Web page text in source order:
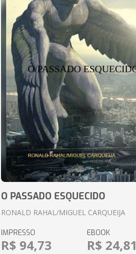
O PASSADO ESQUECIDO
RONALD RAHAL/MIGUEL CARQUEIJA
IMPRESSO
R$ 94,73
EBOOK
R$ 24,81